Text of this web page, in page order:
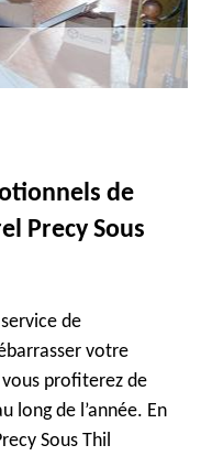
de
Precy Sous
de
votre
profiterez de
long de l’année. En
Sous Thil